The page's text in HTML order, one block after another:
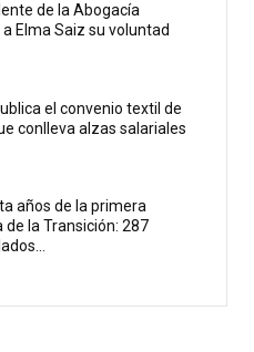
de la Abogacía
Elma Saiz su voluntad
el convenio textil de
conlleva alzas salariales
años de la primera
de la Transición: 287